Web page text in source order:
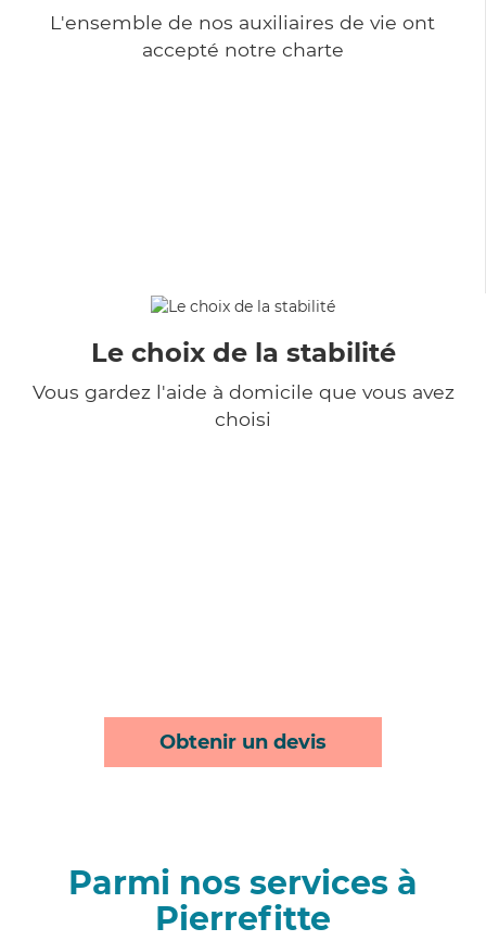
L'ensemble de nos auxiliaires de vie ont
accepté notre charte
Le choix de la stabilité
Vous gardez l'aide à domicile que vous avez
choisi
Obtenir un devis
Parmi nos services à
Pierrefitte